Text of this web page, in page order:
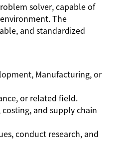
solver, capable of
The
and standardized
Manufacturing, or
or related field.
and supply chain
conduct research, and